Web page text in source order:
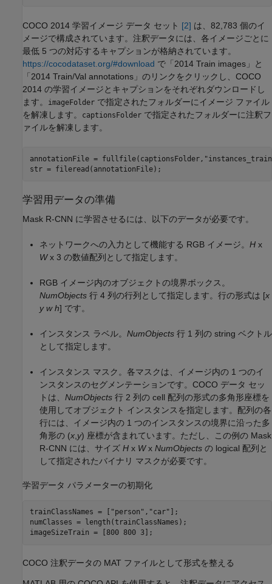
COCO 2014 学習イメージ データ セット [2] は、82,783 個のイ
メージで構成されています。注釈データには、各イメージごとに
最低 5 つの対応するキャプションが格納されています。
https://cocodataset.org/#download で「2014 Train images」と
「2014 Train/Val annotations」のリンクをクリックし、COCO
2014 の学習イメージとキャプションをそれぞれダウンロードし
ます。
imageFolder で指定されたフォルダーにイメージ ファイル
を解凍します。
captionsFolder で指定されたフォルダーに注釈フ
ァイルを解凍します。
annotationFile = fullfile(captionsFolder,
str = fileread(annotationFile);
学習用データの準備
Mask R-CNN に学習させるには、以下のデータが必要です。
ネットワークへの入力として機能する RGB イメージ。 H x
Wx 3 の数値配列として指定します。
RGB イメージ内のオブジェクトの境界ボックス。
NumObjects 行 4 列の行列として指定します。行の形式は [x
y w h] です。
インスタンス ラベル。 NumObjects 行 1 列の string ベクトル
として指定します。
インスタンス マスク。各マスクは、イメージ内の 1 つのイ
ンスタンスのセグメンテーションです。COCO データ セッ
トは、 NumObjects 行 2 列の cell 配列の形式の多角形座標を
使用してオブジェクト インスタンスを指定します。配列の各
行には、イメージ内の 1 つのインスタンスの境界に沿った多
角形の (x y) 座標が含まれています。ただし、この例の Mask
R-CNN には、サイズ H x Wx NumObjects の logical 配列と
して指定されたバイナリ マスクが必要です。
学習データ パラメーターの初期化
trainClassNames = [ "person" , "car" ];
numClasses = length(trainClassNames);
imageSizeTrain = [800 800 3];
COCO 注釈データの MAT ファイルとして形式を整える